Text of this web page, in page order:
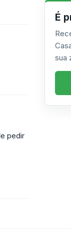
pedir
É
sua